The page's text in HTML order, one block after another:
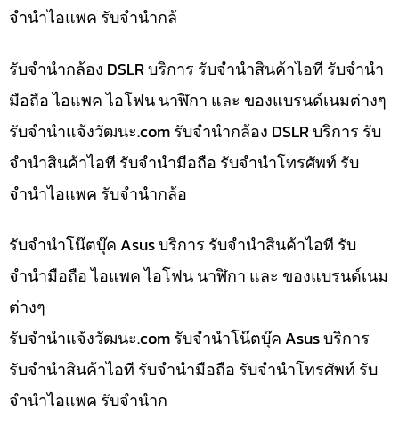
จำนำไอแพค รับจำนำกล้
รับจำนำกล้อง DSLR บริการ รับจำนำสินค้าไอที รับจำนำ
มือถือ ไอแพค ไอโฟน นาฬิกา และ ของแบรนด์เนมต่างๆ
รับจํานําแจ้งวัฒนะ.com รับจำนำกล้อง DSLR บริการ รับ
จำนำสินค้าไอที รับจำนำมือถือ รับจำนำโทรศัพท์ รับ
จำนำไอแพค รับจำนำกล้อ
รับจำนำโน๊ตบุ๊ค Asus บริการ รับจำนำสินค้าไอที รับ
จำนำมือถือ ไอแพค ไอโฟน นาฬิกา และ ของแบรนด์เนม
ต่างๆ
รับจํานําแจ้งวัฒนะ.com รับจำนำโน๊ตบุ๊ค Asus บริการ
รับจำนำสินค้าไอที รับจำนำมือถือ รับจำนำโทรศัพท์ รับ
จำนำไอแพค รับจำนำก